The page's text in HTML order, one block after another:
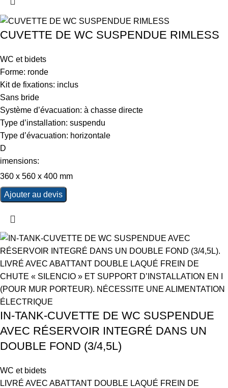
CUVETTE DE WC SUSPENDUE RIMLESS
WC et bidets
Forme: ronde
Kit de fixations: inclus
Sans bride
Système d’évacuation: à chasse directe
Type d’installation: suspendu
Type d’évacuation: horizontale
D
imensions:
360 x 560 x 400 mm
Ajouter au devis
IN-TANK-CUVETTE DE WC SUSPENDUE
AVEC RÉSERVOIR INTEGRÉ DANS UN
DOUBLE FOND (3/4,5L)
WC et bidets
LIVRÉ AVEC ABATTANT DOUBLE LAQUÉ FREIN DE